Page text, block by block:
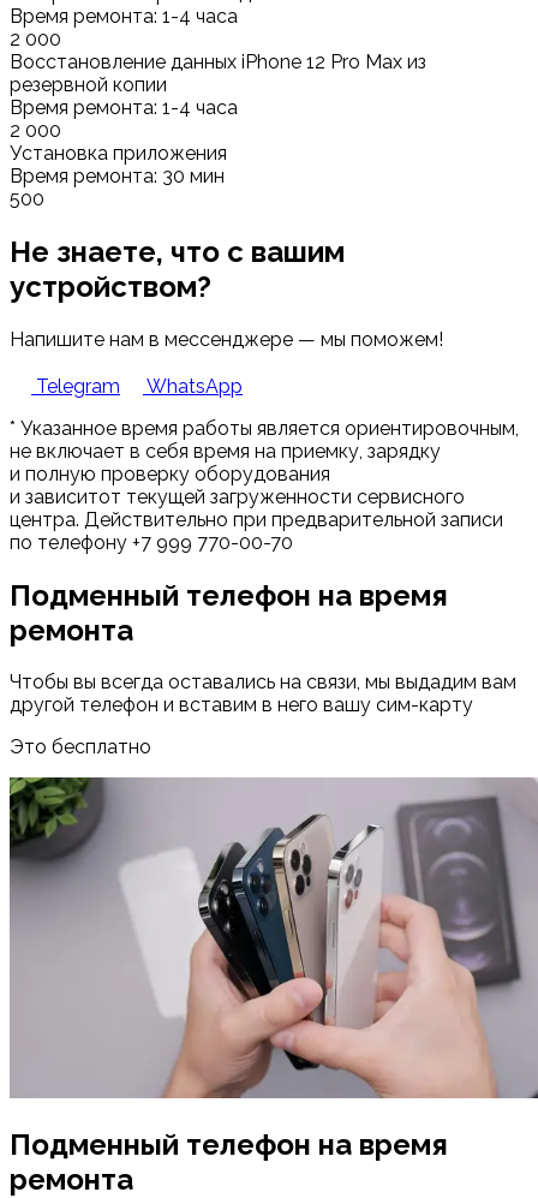
Время ремонта: 1-4 часа
2 000
Восстановление данных iPhone 12 Pro Max из
резервной копии
Время ремонта: 1-4 часа
2 000
Установка приложения
Время ремонта: 30 мин
500
Не знаете, что с вашим
устройством?
Напишите нам в мессенджере — мы поможем!
Telegram
WhatsApp
* Указанное время работы является ориентировочным,
не включает в себя время на приемку, зарядку
и полную проверку оборудования
и зависитот текущей загруженности сервисного
центра. Действительно при предварительной записи
по телефону +7 999 770-00-70
Подменный телефон на время
ремонта
Чтобы вы всегда оставались на связи, мы выдадим вам
другой телефон и вставим в него вашу сим-карту
Это бесплатно
Подменный телефон на время
ремонта